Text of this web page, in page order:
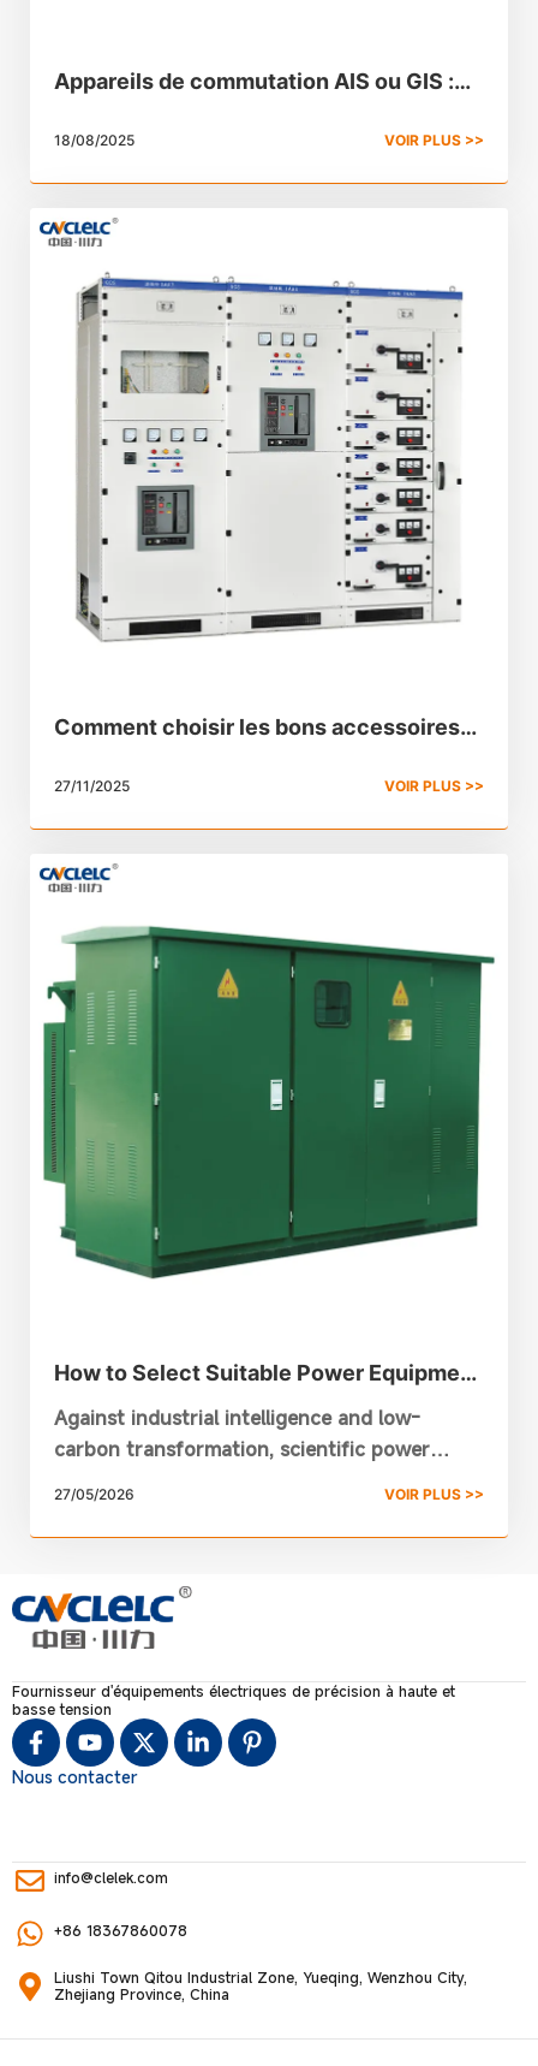
Appareils de commutation AIS ou GIS :
18/08/2025 VOIR PLUS >>
Comment choisir les bons accessoires
d'appareillage de connexion ?
27/11/2025 VOIR PLUS >>
How to Select Suitable Power Equipment
for Industrial Power Supply
Against industrial intelligence and low-
carbon transformation, scientific power
27/05/2026 VOIR PLUS >>
Fournisseur d'équipements électriques de précision à haute et
basse tension
Nous contacter
info@clelek.com
+86 18367860078
Liushi Town Qitou Industrial Zone, Yueqing, Wenzhou City,
Zhejiang Province, China